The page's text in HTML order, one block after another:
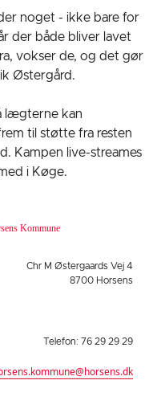
noget - ikke bare for
der både bliver lavet
vokser de, og det gør
Østergård.
lægterne kan
til støtte fra resten
Kampen live-streames
i Køge.
Chr M Østergaards Vej 4
8700 Horsens
Telefon: 76 29 29 29